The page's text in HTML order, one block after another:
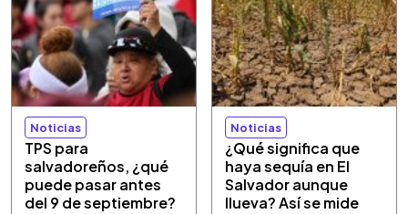
Noticias
TPS para
salvadoreños, ¿qué
puede pasar antes
del 9 de septiembre?
Noticias
¿Qué significa que
haya sequía en El
Salvador aunque
llueva? Así se mide